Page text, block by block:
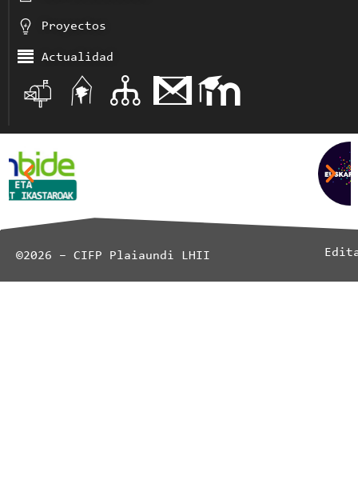
Proyectos
Actualidad
©2026 – CIFP Plaiaundi LHII